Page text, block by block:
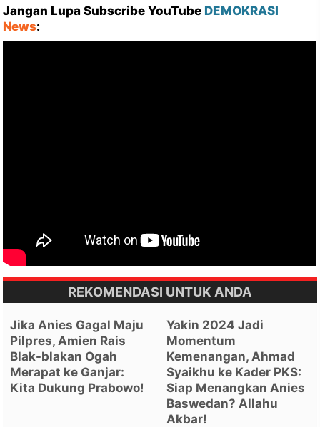
Jangan Lupa Subscribe YouTube DEMOKRASI
News:
REKOMENDASI UNTUK ANDA
Jika Anies Gagal Maju
Pilpres, Amien Rais
Blak-blakan Ogah
Merapat ke Ganjar:
Kita Dukung Prabowo!
Yakin 2024 Jadi
Momentum
Kemenangan, Ahmad
Syaikhu ke Kader PKS:
Siap Menangkan Anies
Baswedan? Allahu
Akbar!